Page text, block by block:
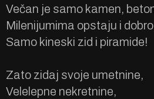
Večan je samo kamen,
Milenijumima opstaju i
Samo kineski zid i piramide!
Zato zidaj svoje umetnine,
Velelepne nekretnine,